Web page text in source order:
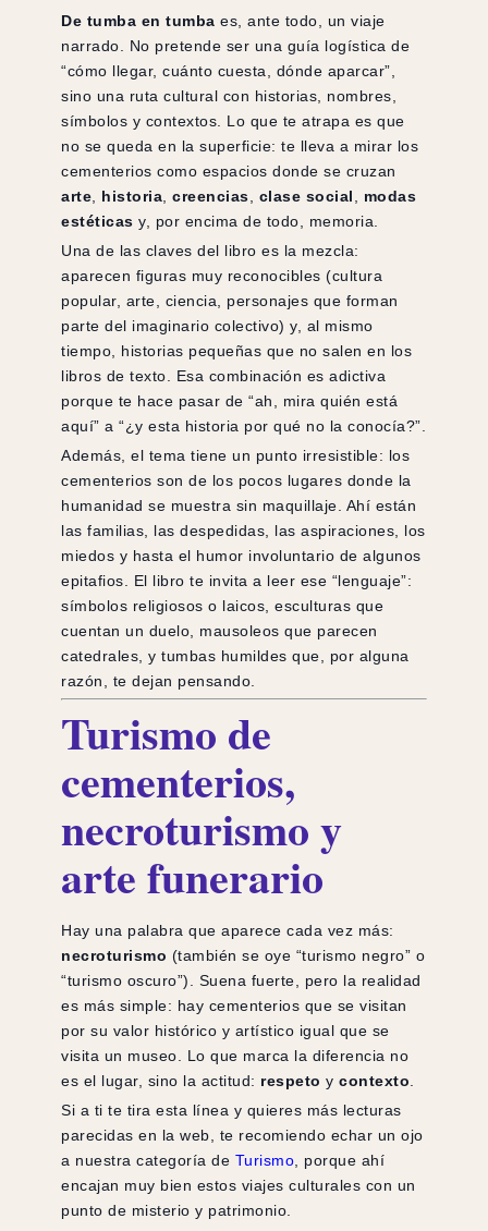
De tumba en tumba es, ante todo, un viaje
narrado. No pretende ser una guía logística de
“cómo llegar, cuánto cuesta, dónde aparcar”,
sino una ruta cultural con historias, nombres,
símbolos y contextos. Lo que te atrapa es que
no se queda en la superficie: te lleva a mirar los
cementerios como espacios donde se cruzan
arte
historia creencias clase social
modas
estéticas y, por encima de todo, memoria.
Una de las claves del libro es la mezcla:
aparecen figuras muy reconocibles (cultura
popular, arte, ciencia, personajes que forman
parte del imaginario colectivo) y, al mismo
tiempo, historias pequeñas que no salen en los
libros de texto. Esa combinación es adictiva
porque te hace pasar de “ah, mira quién está
aquí” a “¿y esta historia por qué no la conocía?”.
Además, el tema tiene un punto irresistible: los
cementerios son de los pocos lugares donde la
humanidad se muestra sin maquillaje. Ahí están
las familias, las despedidas, las aspiraciones, los
miedos y hasta el humor involuntario de algunos
epitafios. El libro te invita a leer ese “lenguaje”:
símbolos religiosos o laicos, esculturas que
cuentan un duelo, mausoleos que parecen
catedrales, y tumbas humildes que, por alguna
razón, te dejan pensando.
Turismo de
cementerios,
necroturismo y
arte funerario
Hay una palabra que aparece cada vez más:
necroturismo (también se oye “turismo negro” o
“turismo oscuro”). Suena fuerte, pero la realidad
es más simple: hay cementerios que se visitan
por su valor histórico y artístico igual que se
visita un museo. Lo que marca la diferencia no
es el lugar, sino la actitud: respeto y contexto
Si a ti te tira esta línea y quieres más lecturas
parecidas en la web, te recomiendo echar un ojo
a nuestra categoría de Turismo , porque ahí
encajan muy bien estos viajes culturales con un
punto de misterio y patrimonio.